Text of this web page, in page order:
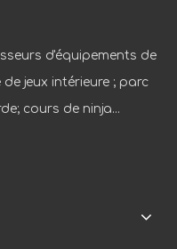
d'équipements de
jeux intérieure ; parc
cours de ninja...